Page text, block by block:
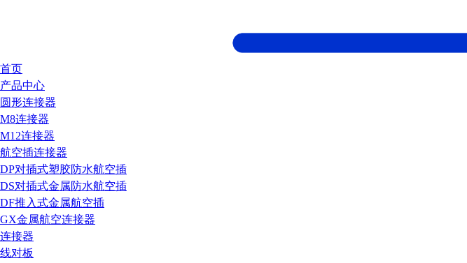
首页
产品中心
圆形连接器
M8连接器
M12连接器
航空插连接器
DP对插式塑胶防水航空插
DS对插式金属防水航空插
DF推入式金属航空插
GX金属航空连接器
连接器
线对板